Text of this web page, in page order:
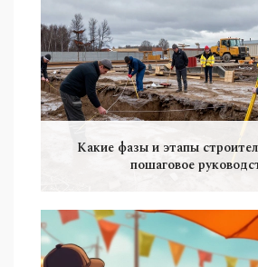
Какие фазы и этапы
пошаговое